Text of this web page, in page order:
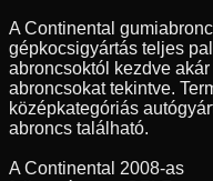
A Continental
gépkocsigyártás teljes
abroncsoktól kezdve
abroncsokat tekintve.
középkategóriás
abroncs található.
A Continental 2008-as